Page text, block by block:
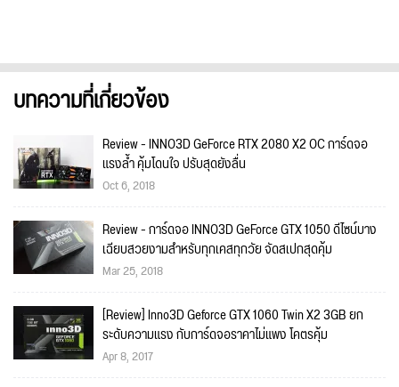
บทความที่เกี่ยวข้อง
Review - INNO3D GeForce RTX 2080 X2 OC การ์ดจอ
แรงล้ำ คุ้มโดนใจ ปรับสุดยังลื่น
Oct 6, 2018
Review - การ์ดจอ INNO3D GeForce GTX 1050 ดีไซน์บาง
เฉียบสวยงามสำหรับทุกเคสทุกวัย จัดสเปกสุดคุ้ม
Mar 25, 2018
[Review] Inno3D Geforce GTX 1060 Twin X2 3GB ยก
ระดับความแรง กับการ์ดจอราคาไม่แพง โคตรคุ้ม
Apr 8, 2017